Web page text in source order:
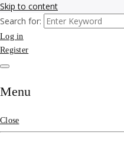
Skip to content
รับจ้างโพสข
ติดAI SEO
รับจ้างทำโ
บ้านที่ดิน รา
รับจ้างโพสขายบ้าน ที่ดิน ไม่มีค่าน
แรก บริการโพสต์ โปรโมท รับจ้า
สอสังหา ติดหน้าแรกกูเกิ้ล ทีมงาน
Search for:
Log in
Register
Menu
Close